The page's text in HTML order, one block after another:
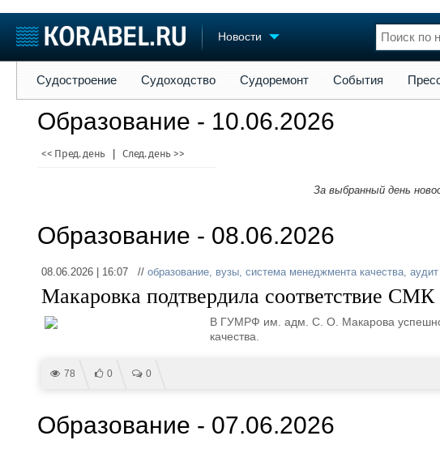
Новости
Судостроение
Пульс
Компании
Журнал
Торговая площадка
Доска объявлений
Оборудование
Конференции
Выставки и семинары
Судостроение Судоходство Судоремонт События
Образование - 10.06.2026
<< Пред. день След. день >>
За выбранный день
Образование - 08.06.2026
08.06.2026 | 16:07 // образование, вузы, система менеджмента качества, аудит
Макаровка подтвердила соответствие СМК
В ГУМРФ им. адм. С. О. Макарова
качества.
78 0 0
Образование - 07.06.2026